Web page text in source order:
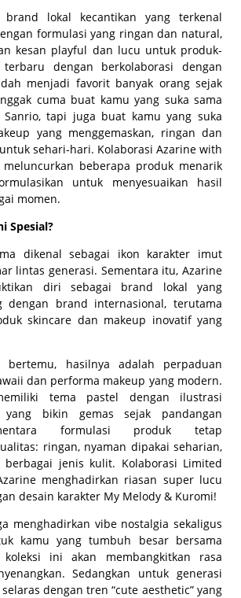
brand lokal kecantikan yang terkenal
formulasi yang ringan dan natural,
kesan playful dan lucu untuk produk-
terbaru dengan berkolaborasi dengan
menjadi favorit banyak orang sejak
cuma buat kamu yang suka sama
Sanrio, tapi juga buat kamu yang suka
yang menggemaskan, ringan dan
sehari-hari. Kolaborasi Azarine with
beberapa produk menarik
untuk menyesuaikan hasil
momen.
Spesial?
dikenal sebagai ikon karakter imut
lintas generasi. Sementara itu, Azarine
diri sebagai brand lokal yang
dengan brand internasional, terutama
skincare dan makeup inovatif yang
bertemu, hasilnya adalah perpaduan
dan performa makeup yang modern.
tema pastel dengan ilustrasi
yang bikin gemas sejak pandangan
formulasi produk tetap
ringan, nyaman dipakai seharian,
jenis kulit. Kolaborasi Limited
menghadirkan riasan super lucu
desain karakter My Melody & Kuromi!
menghadirkan vibe nostalgia sekaligus
kamu yang tumbuh besar bersama
koleksi ini akan membangkitkan rasa
Sedangkan untuk generasi
dengan tren “cute aesthetic” yang